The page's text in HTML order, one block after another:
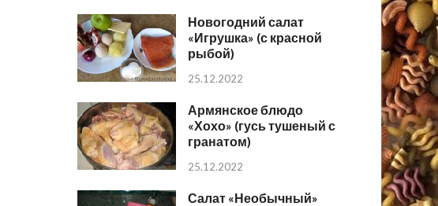
Новогодний салат
«Игрушка» (с красной
рыбой)
25.12.2022
Армянское блюдо
«Хохо» (гусь тушеный с
гранатом)
25.12.2022
Салат «Необычный»